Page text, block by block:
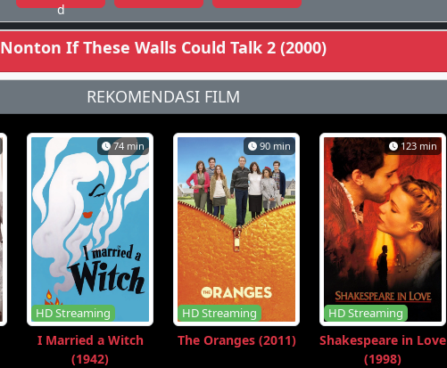
d
Nonton If These Walls Could Talk 2 (2000)
REKOMENDASI FILM
74 min
HD Streaming
I Married a Witch
(1942)
90 min
HD Streaming
The Oranges (2011)
123 min
HD Streaming
Shakespeare in Love
(1998)